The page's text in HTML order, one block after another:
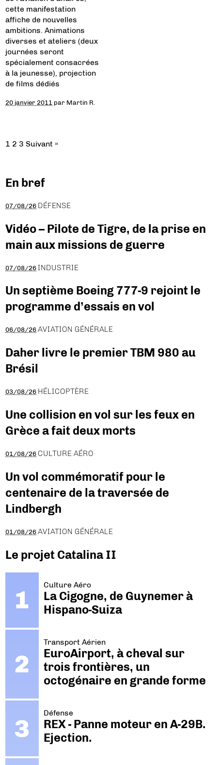
cette manifestation
affiche de nouvelles
ambitions. Animations
diverses et ateliers (deux
journées seront
spécialement consacrées
à la jeunesse), projection
de films dédiés
20 janvier 2011 par Martin R.
1 2 3 Suivant »
En bref
07/08/26 DÉFENSE
Vidéo – Pilote de Tigre, de la prise en
main aux missions de guerre
07/08/26 INDUSTRIE
Un septième Boeing 777-9 rejoint le
programme d’essais en vol
06/08/26 AVIATION GÉNÉRALE
Daher livre le premier TBM 980 au
Brésil
03/08/26 HÉLICOPTÈRE
Une collision en vol sur les feux en
Grèce a fait deux morts
01/08/26 CULTURE AÉRO
Un vol commémoratif pour le
centenaire de la traversée de
Lindbergh
01/08/26 AVIATION GÉNÉRALE
Le projet Catalina II
Culture Aéro
La Cigogne, de Guynemer à
Hispano-Suiza
Transport Aérien
EuroAirport, à cheval sur
trois frontières, un
octogénaire en grande forme
Défense
REX - Panne moteur en A-29B.
Ejection.